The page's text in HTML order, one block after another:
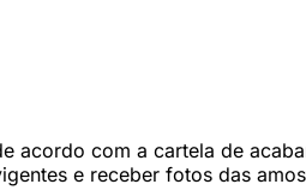
acordo com a cartela de
e receber fotos das